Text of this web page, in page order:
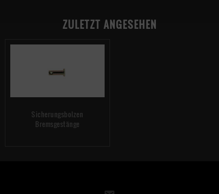
ZULETZT ANGESEHEN
Sicherungsbolzen
Bremsgestänge